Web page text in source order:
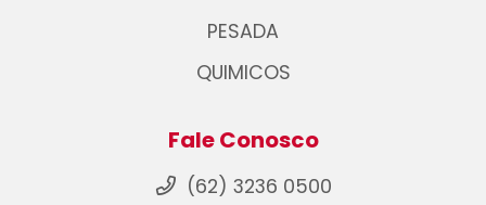
PESADA
QUIMICOS
Fale Conosco
(62) 3236 0500